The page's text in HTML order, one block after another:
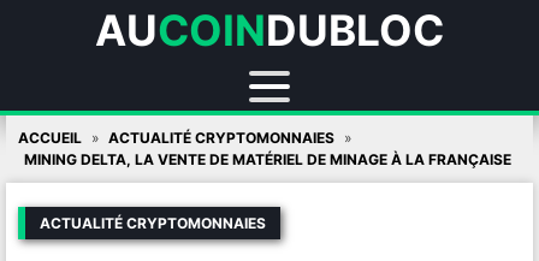
AUCOINDUBLOC
Skip
content
ACCUEIL
ACTUALITÉ CRYPTOMONNAIES
MINING DELTA, LA VENTE DE MATÉRIEL DE MINAGE À LA FRANÇAISE
ACTUALITÉ CRYPTOMONNAIES